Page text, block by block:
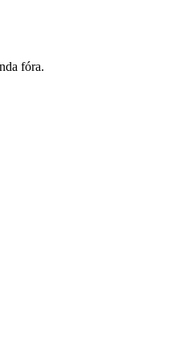
fóra.